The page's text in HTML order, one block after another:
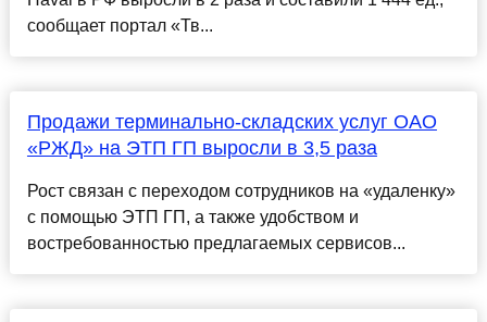
сообщает портал «Тв...
Продажи терминально-складских услуг ОАО
«РЖД» на ЭТП ГП выросли в 3,5 раза
Рост связан с переходом сотрудников на «удаленку»
с помощью ЭТП ГП, а также удобством и
востребованностью предлагаемых сервисов...